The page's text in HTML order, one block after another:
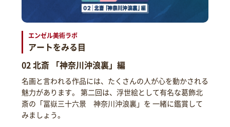
エンゼル美術ラボ
アートをみる目
02 北斎 「神奈川沖浪裏」編
名画と言われる作品には、たくさんの人が心を動かされる
魅力があります。 第二回は、浮世絵として有名な葛飾北
斎の「冨嶽三十六景 神奈川沖浪裏」を 一緒に鑑賞して
みましょう。